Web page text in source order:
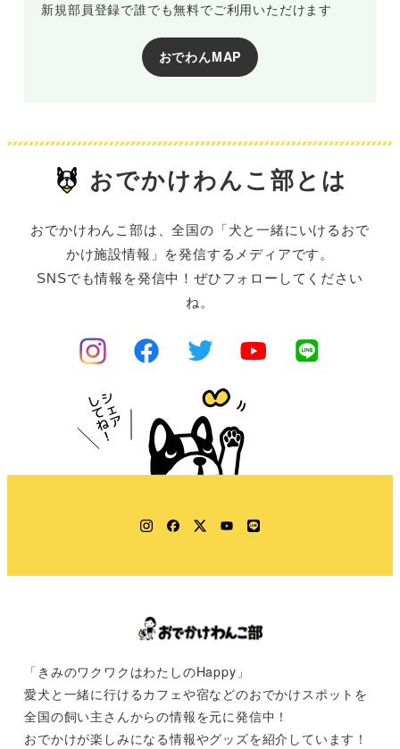
新規部員登録で誰でも無料でご利用いただけます
おでわんMAP
おでかけわんこ部とは
おでかけわんこ部は、全国の「犬と一緒にいけるおで
かけ施設情報」を発信するメディアです。
SNSでも情報を発信中！ぜひフォローしてください
ね。
Instagram
Facebook
TwitterYouTube
LINE
「きみのワクワクはわたしのHappy」
愛犬と一緒に行けるカフェや宿などのおでかけスポットを
全国の飼い主さんからの情報を元に発信中！
おでかけが楽しみになる情報やグッズを紹介しています！